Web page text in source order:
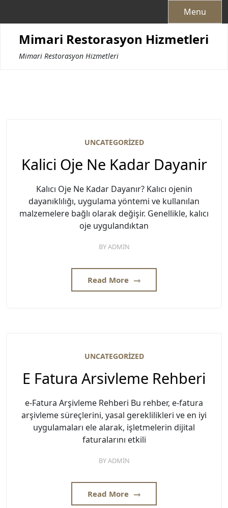
Menu
Mimari Restorasyon Hizmetleri
Mimari Restorasyon Hizmetleri
UNCATEGORIZED
Kalici Oje Ne Kadar Dayanir
Kalıcı Oje Ne Kadar Dayanır? Kalıcı ojenin
dayanıklılığı, uygulama yöntemi ve kullanılan
malzemelere bağlı olarak değişir. Genellikle, kalıcı
oje uygulandıktan
BYADMIN
Read More
UNCATEGORIZED
E Fatura Arsivleme Rehberi
e-Fatura Arşivleme Rehberi Bu rehber, e-fatura
arşivleme süreçlerini, yasal gereklilikleri ve en iyi
uygulamaları ele alarak, işletmelerin dijital
faturalarını etkili
BYADMIN
Read More